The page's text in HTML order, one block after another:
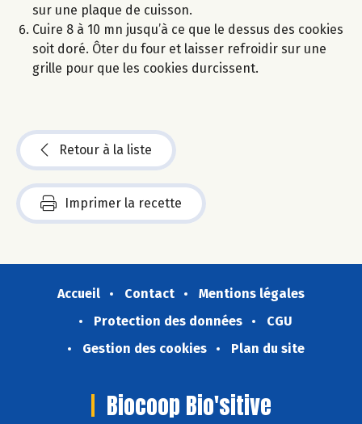
sur une plaque de cuisson.
Cuire 8 à 10 mn jusqu’à ce que le dessus des cookies
soit doré. Ôter du four et laisser refroidir sur une
grille pour que les cookies durcissent.
Retour à la liste
Imprimer la recette
Accueil Contact
Mentions légales
Protection des données
CGU
Gestion des cookies
Plan du site
Biocoop Bio'sitive